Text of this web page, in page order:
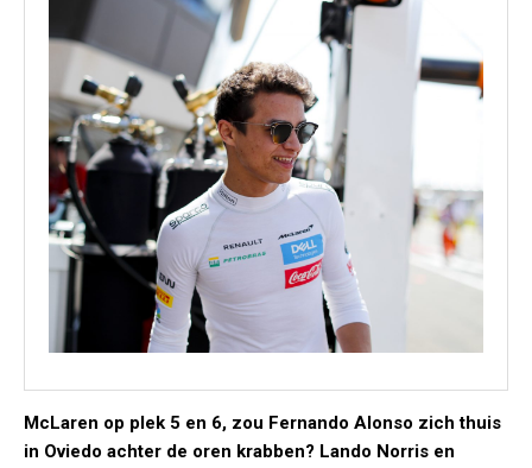
McLaren op plek 5 en 6, zou Fernando Alonso zich thuis
in Oviedo achter de oren krabben? Lando Norris en